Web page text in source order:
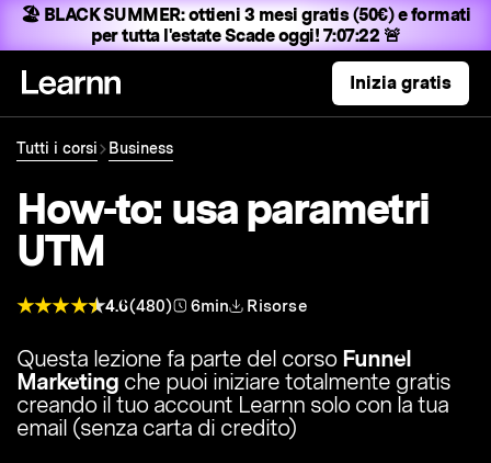
🏖️ BLACK SUMMER:ottieni 3 mesi gratis (50€) e formati
per tutta l'estateScade oggi! 7:07:21 🚨
Inizia gratis
Tutti i corsi Business
How-to: usa parametri
UTM
4.6(480) 6min Risorse
Questa lezione fa parte del corso Funnel
Marketing che puoi iniziare totalmente gratis
creando il tuo account Learnn solo con la tua
email (senza carta di credito)